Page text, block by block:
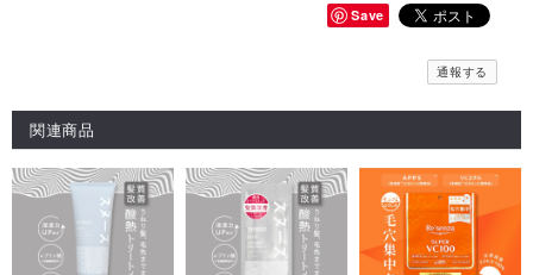
Save
通報する
関連商品